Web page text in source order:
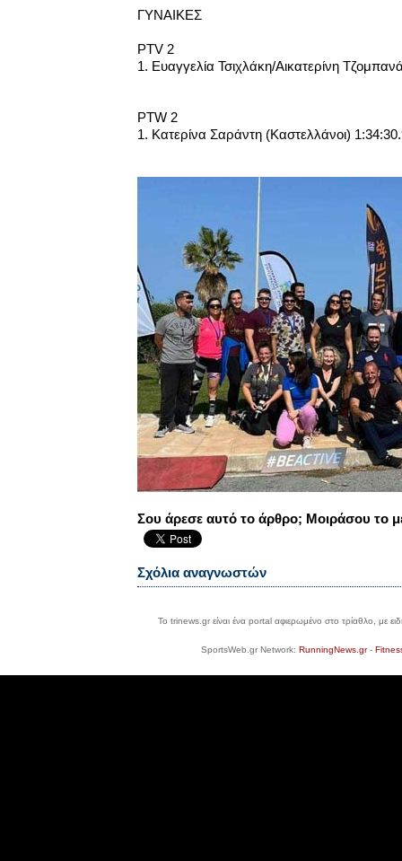
ΓΥΝΑΙΚΕΣ
PTV 2
1. Ευαγγελία Τσιχλάκη/Αικατερίνη
PTW 2
1. Κατερίνα Σαράντη (Καστελλάνοι)
Σου άρεσε αυτό το άρθρο; Μοιράσου το
Σχόλια αναγνωστών
Το trinews.gr είναι ένα portal αφιερωμένο στο τρίαθλο, με
SportsWeb.gr Network: RunningNews.gr-